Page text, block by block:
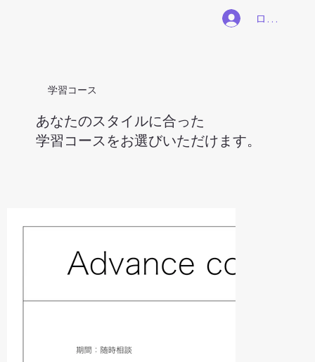
ログイン
​あなたのスタイルに合った
学習コースをお選びいただけます。
​学習コース